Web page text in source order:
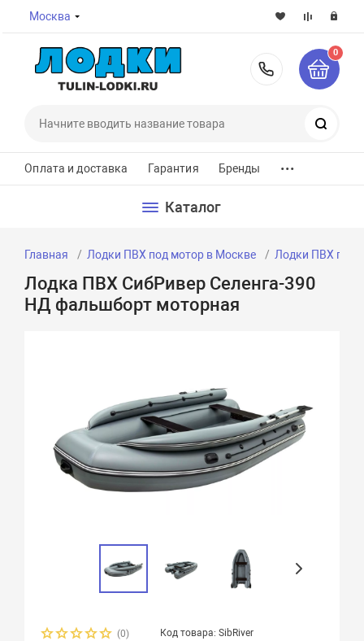
Москва
8-800-
0
Оплата и доставка Гарантия Бренды ...
Каталог
Главная Лодки ПВХ под мотор в Москве Лодки ПВХ под
Лодка ПВХ СибРивер Селенга-390
НД фальшборт моторная
(0) Код товара: SibRiver